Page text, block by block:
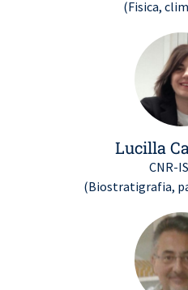
(Fisica,
Lucilla
CNR-
(Biostratigrafia,